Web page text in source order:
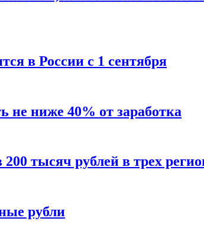
в России с 1 сентября
не ниже 40% от заработка
тысяч рублей в трех
рубли